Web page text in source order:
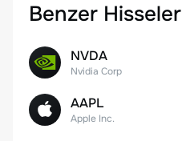
Benzer Hisseler
NVDA
Nvidia Corp
AAPL
Apple Inc.